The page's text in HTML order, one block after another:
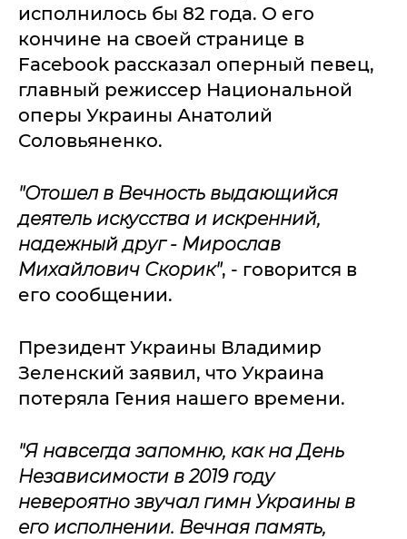
исполнилось бы 82 года. О его
кончине на своей странице в
Facebook рассказал оперный певец,
главный режиссер Национальной
оперы Украины Анатолий
Соловьяненко.
"Отошел в Вечность выдающийся
деятель искусства и искренний,
надежный друг - Мирослав
Михайлович Скорик", - говорится в
его сообщении.
Президент Украины Владимир
Зеленский заявил, что Украина
потеряла Гения нашего времени.
"Я навсегда запомню, как на День
Независимости в 2019 году
невероятно звучал гимн Украины в
его исполнении. Вечная память,